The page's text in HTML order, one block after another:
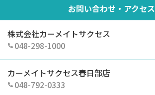
お問い合わせ・アクセス
株式会社カーメイトサクセス
048-298-1000
カーメイトサクセス春日部店
048-792-0333